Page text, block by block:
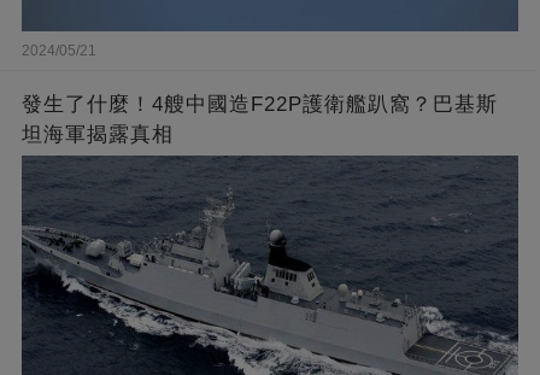
2024/05/21
發生了什麼！4艘中國造F22P護衛艦趴窩？巴基斯
坦海軍揭露真相